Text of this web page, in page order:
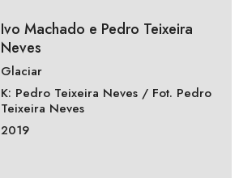
Ivo Machado e Pedro Teixeira
Neves
Glaciar
K: Pedro Teixeira Neves / Fot. Pedro
Teixeira Neves
2019